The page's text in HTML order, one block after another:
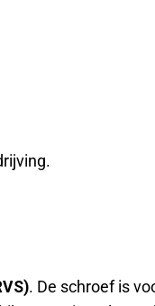
. De schroef is